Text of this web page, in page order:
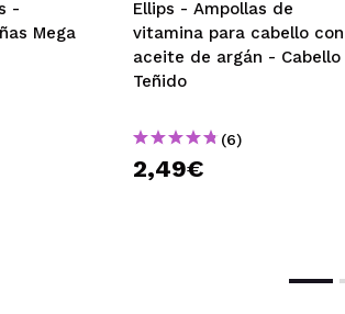
-
Mega
Ellips - Ampollas de
vitamina para cabello con
aceite de argán - Cabello
Teñido
(6)
2,49€